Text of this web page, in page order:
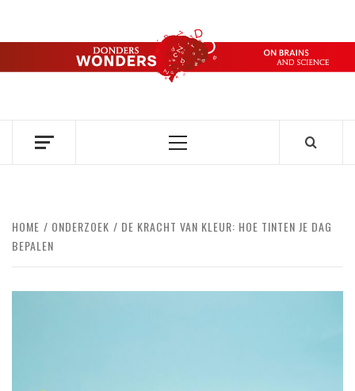
de
DONDERS
OVER HERSENEN EN WETENSCHAP // ON BRAINS AND
Primair
HOME ONDERZOEK
DE KRACHT VAN KLEUR: HOE TINTEN JE DAG
BEPALEN